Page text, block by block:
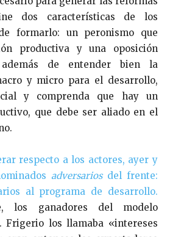
dos características de los
formarlo: un peronismo que
productiva y una oposición
además de entender bien la
y micro para el desarrollo,
y comprenda que hay un
que debe ser aliado en el
respecto a los actores, ayer y
adversariosdel frente:
al programa de desarrollo.
los ganadores del modelo
Frigerio los llamaba «intereses